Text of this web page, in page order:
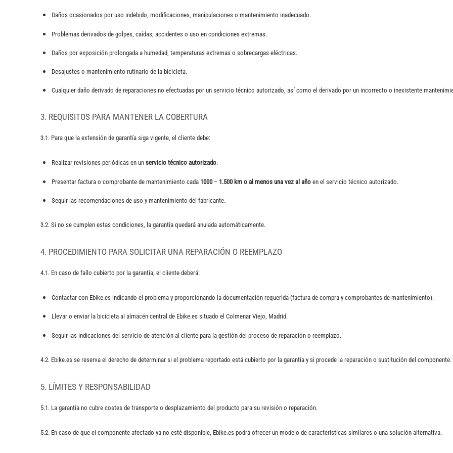
Daños ocasionados por uso indebido, modificaciones, manipulaciones o mantenimiento inadecuado.
Problemas derivados de golpes, caídas, accidentes o uso en condiciones extremas.
Daños por exposición prolongada a humedad, temperaturas extremas o sobrecargas eléctricas.
Desajustes o mantenimiento rutinario de la bicicleta.
Cualquier daño derivado de reparaciones no efectuadas por un servicio técnico autorizado, así como el derivado por un incorrecto o inexistente
3. REQUISITOS PARA MANTENER LA COBERTURA
3.1. Para que la extensión de garantía siga vigente, el cliente debe:
Realizar revisiones periódicas en un servicio técnico autorizado.
Presentar factura o comprobante de mantenimiento cada 1000– 1.500 km o al menos una vez al año en el servicio técnico autorizado.
Seguir las recomendaciones de uso y mantenimiento del fabricante.
3.2. Si no se cumplen estas condiciones, la garantía quedará anulada automáticamente.
4. PROCEDIMIENTO PARA SOLICITAR UNA REPARACIÓN O REEMPLAZO
4.1. En caso de fallo cubierto por la garantía, el cliente deberá:
Contactar con Ebike.es indicando el problema y proporcionando la documentación requerida (factura de compra y comprobantes de mantenimiento).
Llevar o enviar la bicicleta al almacén central de Ebike.es situado el Colmenar Viejo, Madrid.
Seguir las indicaciones del servicio de atención al cliente para la gestión del proceso de reparación o reemplazo.
4.2. Ebike.es se reserva el derecho de determinar si el problema reportado está cubierto por la garantía y si procede la reparación o sustitución del componente.
5. LÍMITES Y RESPONSABILIDAD
5.1. La garantía no cubre costes de transporte o desplazamiento del producto para su revisión o reparación.
5.2. En caso de que el componente afectado ya no esté disponible, Ebike.es podrá ofrecer un modelo de características similares o una solución alternativa.